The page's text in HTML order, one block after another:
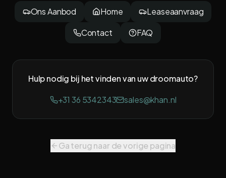
Ons Aanbod Home
Leaseaanvraag
Contact
FAQ
Hulp nodig bij het vinden van uw droomauto?
+31 36 5342343
sales@khan.nl
Ga terug naar de vorige pagina